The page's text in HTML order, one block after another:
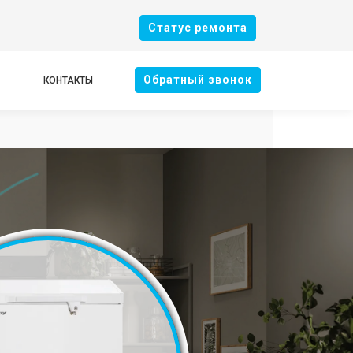
Cтатус ремонта
КОНТАКТЫ Oбратный звонок